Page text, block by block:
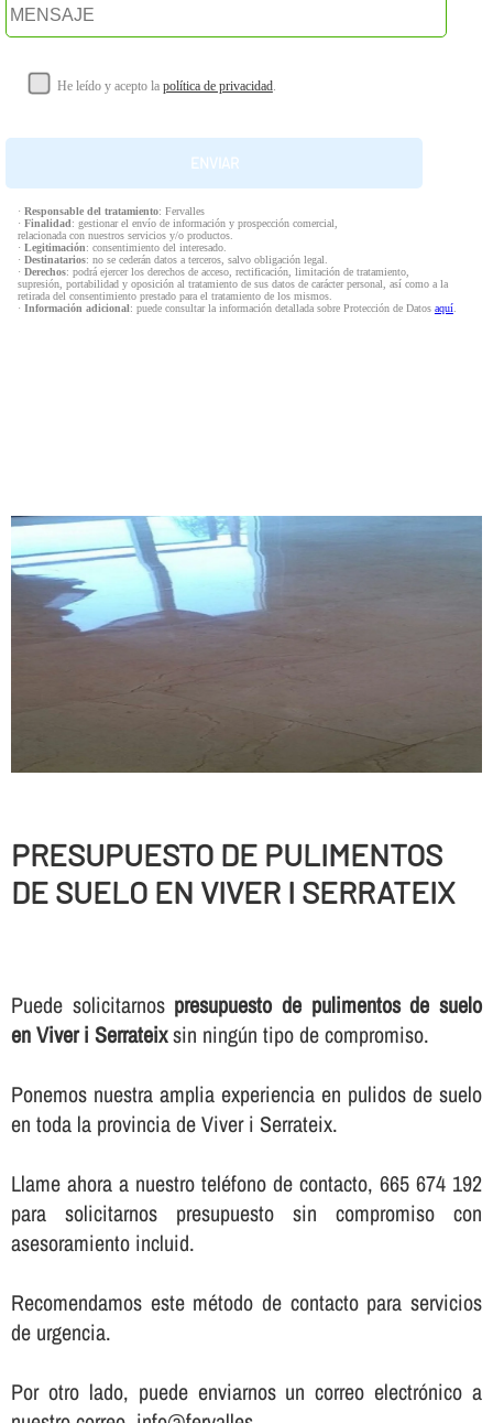
He leído y acepto la política de privacidad.
· Responsable del tratamiento: Fervalles
· Finalidad: gestionar el envío de información y prospección comercial,
relacionada con nuestros servicios y/o productos.
· Legitimación: consentimiento del interesado.
· Destinatarios: no se cederán datos a terceros, salvo obligación legal.
· Derechos: podrá ejercer los derechos de acceso, rectificación, limitación de tratamiento,
supresión, portabilidad y oposición al tratamiento de sus datos de carácter personal, así como a la
retirada del consentimiento prestado para el tratamiento de los mismos.
· Información adicional: puede consultar la información detallada sobre Protección de Datos aquí.
PRESUPUESTO DE PULIMENTOS
DE SUELO EN VIVER I SERRATEIX
Puede solicitarnos presupuesto de pulimentos de suelo
en Viver i Serrateixsin ningún tipo de compromiso.
Ponemos nuestra amplia experiencia en pulidos de suelo
en toda la provincia de Viver i Serrateix.
Llame ahora a nuestro teléfono de contacto, 665 674 192
para solicitarnos presupuesto sin compromiso con
asesoramiento incluid.
Recomendamos este método de contacto para servicios
de urgencia.
Por otro lado, puede enviarnos un correo electrónico a